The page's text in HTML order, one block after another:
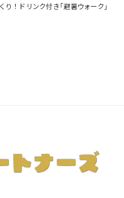
り！ドリンク付き｢避暑ウォーク｣